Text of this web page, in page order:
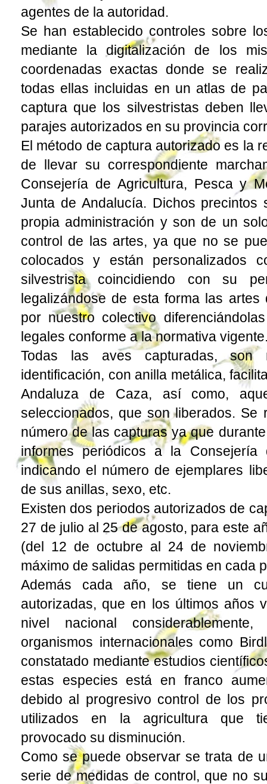
agentes de la autoridad.
Se han establecido controles sobre
mediante la digitalización de los
coordenadas exactas donde se
todas ellas incluidas en un atlas de
captura que los silvestristas deben
parajes autorizados en su provincia
El método de captura autorizado es la
de llevar su correspondiente
Consejería de Agricultura, Pesca y
Junta de Andalucía. Dichos precintos
propia administración y son de un
control de las artes, ya que no se
colocados y están personalizados
silvestrista coincidiendo con su
legalizándose de esta forma las artes
por nuestro colectivo
legales conforme a la normativa
Todas las aves capturadas, son
identificación, con anilla metálica,
Andaluza de Caza, así como,
seleccionados, que son liberados. Se
número de las capturas ya que
informes periódicos a la Consejería
indicando el número de ejemplares
de sus anillas, sexo, etc.
Existen dos periodos autorizados de
27 de julio al 25 de agosto, para este
(del 12 de octubre al 24 de
máximo de salidas permitidas en cada
Además cada año, se tiene un
autorizadas, que en los últimos años
nivel nacional
organismos internacionales como
constatado mediante estudios
estas especies está en franco
debido al progresivo control de los
utilizados en la agricultura que
provocado su disminución.
Como se puede observar se trata de
serie de medidas de control, que no